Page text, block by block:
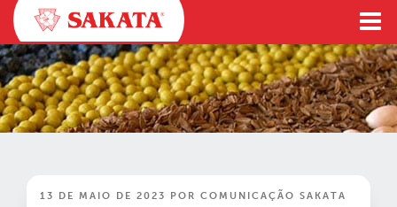
Pular
para
o
conteúdo
PUBLICADO
13 DE MAIO DE 2023 POR COMUNICAÇÃO SAKATA